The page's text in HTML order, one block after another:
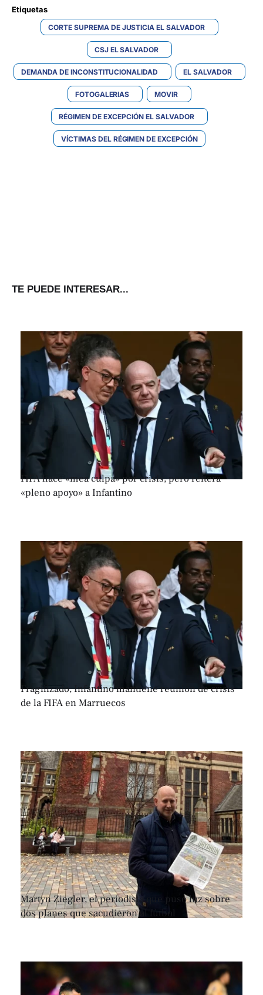
Etiquetas
CORTE SUPREMA DE JUSTICIA EL SALVADOR
CSJ EL SALVADOR
DEMANDA DE INCONSTITUCIONALIDAD EL SALVADOR
FOTOGALERIAS MOVIR
RÉGIMEN DE EXCEPCIÓN EL SALVADOR
VÍCTIMAS DEL RÉGIMEN DE EXCEPCIÓN
TE PUEDE INTERESAR...
FIFA hace «mea culpa» por crisis, pero reitera
«pleno apoyo» a Infantino
Fragilizado, Infantino mantiene reunión de crisis
de la FIFA en Marruecos
Martyn Ziegler, el periodista que puso luz sobre
dos planes que sacudieron al fútbol